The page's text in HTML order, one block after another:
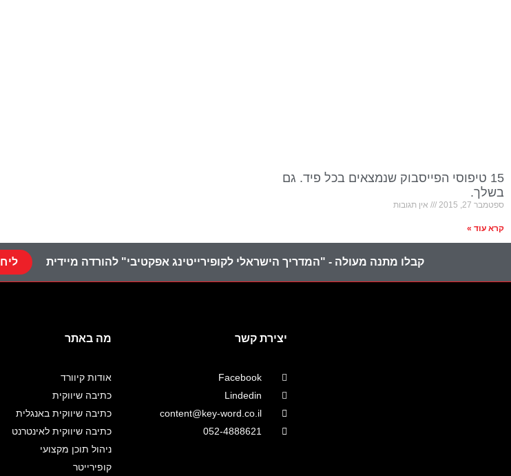
15 טיפוסי הפייסבוק שנמצאים בכל פיד. גם
בשלך.
ספטמבר 27, 2015 אין תגובות
קרא עוד »
קבלו מתנה מעולה - "המדריך הישראלי לקופירייטינג אפקטיבי" להורדה מיידית
יצירת קשר
Facebook
Lindedin
content@key-word.co.il
052-4888621
מה באתר
אודות קיוורד
כתיבה שיווקית
כתיבה שיווקית באנגלית
כתיבה שיווקית לאינטרנט
ניהול תוכן מקצועי
קופירייטר